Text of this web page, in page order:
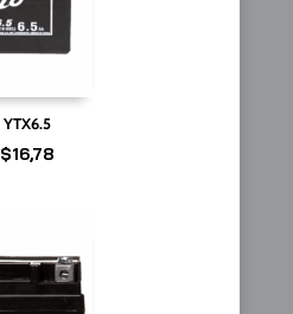
YTX6.5
$16,78